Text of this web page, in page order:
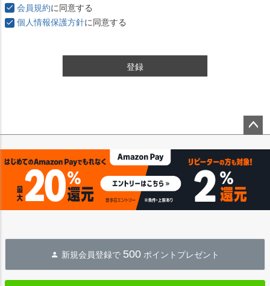
会員規約に同意する
個人情報保護方針に同意する
登録
ップ
新規会員登録で 500 ポイントプレゼント